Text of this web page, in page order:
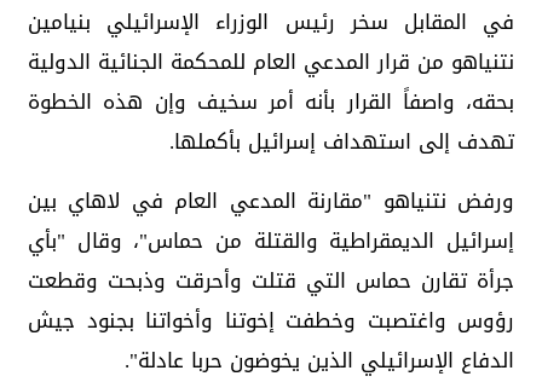
في المقابل سخر رئيس الوزراء الإسرائيلي بنيامين
نتنياهو من قرار المدعي العام للمحكمة الجنائية الدولية
بحقه، واصفاً القرار بأنه أمر سخيف وإن هذه الخطوة
تهدف إلى استهداف إسرائيل بأكملها.
ورفض نتنياهو "مقارنة المدعي العام في لاهاي بين
إسرائيل الديمقراطية والقتلة من حماس"، وقال "بأي
جرأة تقارن حماس التي قتلت وأحرقت وذبحت وقطعت
رؤوس واغتصبت وخطفت إخوتنا وأخواتنا بجنود جيش
الدفاع الإسرائيلي الذين يخوضون حربا عادلة".